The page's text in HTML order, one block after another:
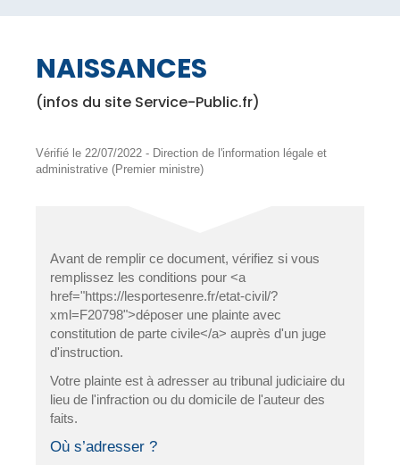
NAISSANCES
(infos du site Service-Public.fr)
Vérifié le 22/07/2022 - Direction de l'information légale et
administrative (Premier ministre)
Avant de remplir ce document, vérifiez si vous
remplissez les conditions pour <a
href="https://lesportesenre.fr/etat-civil/?
xml=F20798">déposer une plainte avec
constitution de parte civile</a> auprès d'un juge
d'instruction.
Votre plainte est à adresser au tribunal judiciaire du
lieu de l'infraction ou du domicile de l'auteur des
faits.
Où s’adresser ?